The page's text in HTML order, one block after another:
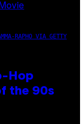
RAPHO VIA GETTY
Hop
the 90s